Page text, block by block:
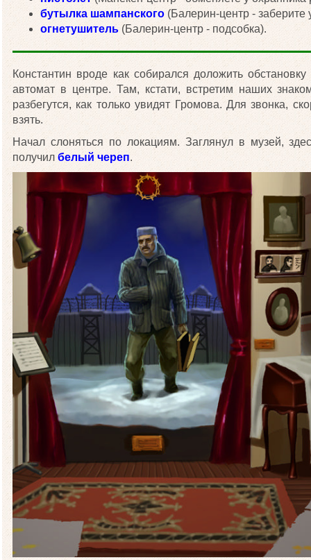
бутылка шампанского (Балерин-центр -
огнетушитель (Балерин-центр - подсобка).
Константин вроде как собирался доложить
автомат в центре. Там, кстати, встретим наших
разбегутся, как только увидят Громова. Для звонка,
взять.
Начал слоняться по локациям. Заглянул в музей,
получил белый череп.